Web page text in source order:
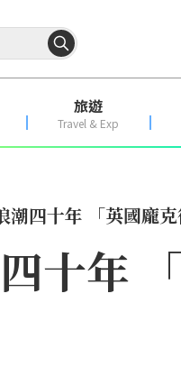
旅遊
Travel & Exp
潮四十年 「英國龐
十年